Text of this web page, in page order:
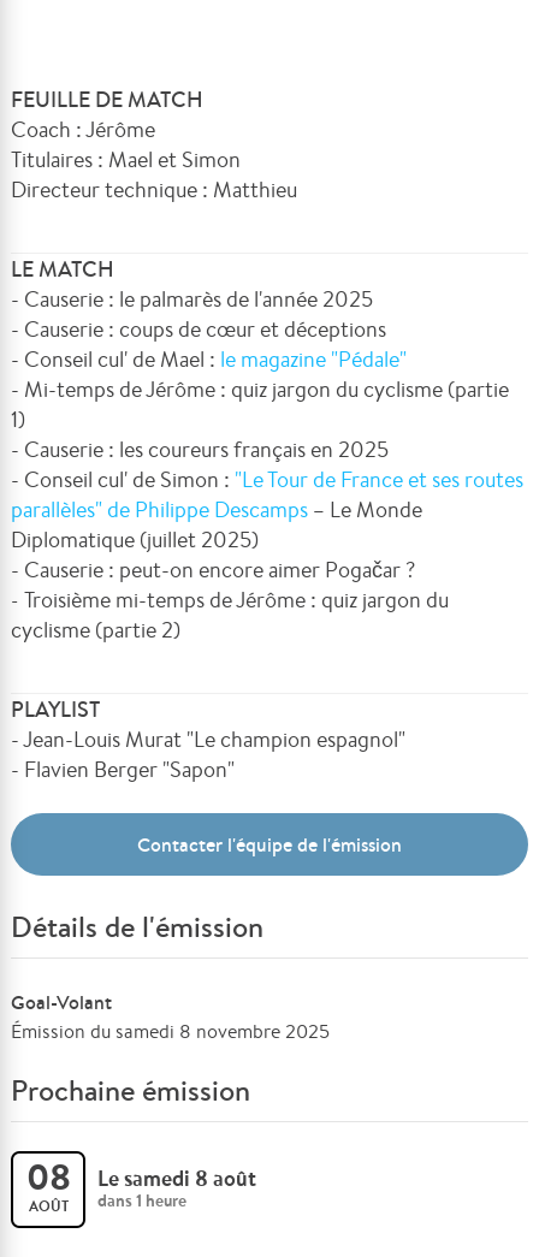
FEUILLE DE MATCH
Coach : Jérôme
Titulaires : Mael et Simon
Directeur technique : Matthieu
LE MATCH
- Causerie : le palmarès de l'année 2025
- Causerie : coups de cœur et déceptions
- Conseil cul' de Mael : le magazine "Pédale"
- Mi-temps de Jérôme : quiz jargon du cyclisme (partie
1)
- Causerie : les coureurs français en 2025
- Conseil cul' de Simon : "Le Tour de France et ses routes
parallèles" de Philippe Descamps – Le Monde
Diplomatique (juillet 2025)
- Causerie : peut-on encore aimer Pogačar ?
-Troisième mi-temps de Jérôme : quiz jargon du
cyclisme (partie 2)
PLAYLIST
- Jean-Louis Murat "Le champion espagnol"
- Flavien Berger "Sapon"
Contacter l'équipe de l'émission
Détails de l'émission
Goal-Volant
Émission du samedi 8 novembre 2025
Prochaine émission
08
AOÛT
Le samedi 8 août
dans 1 heure